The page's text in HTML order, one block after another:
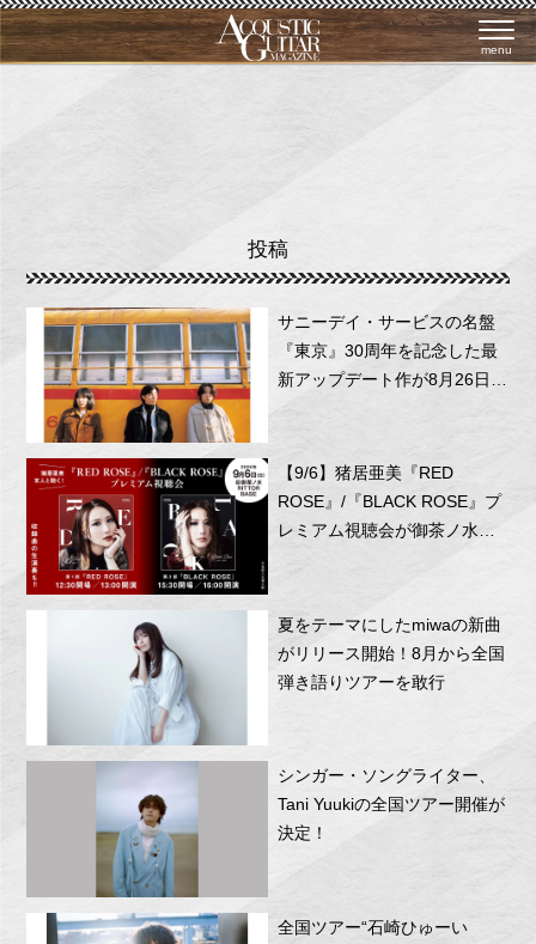
menu
投稿
サニーデイ・サービスの名盤
『東京』30周年を記念した最
新アップデート作が8月26日に
リリース！
【9/6】猪居亜美『RED
ROSE』/『BLACK ROSE』プ
レミアム視聴会が御茶ノ水
夏をテーマにしたmiwaの新曲
がリリース開始！8月から全国
弾き語りツアーを敢行
シンガー・ソングライター、
Tani Yuukiの全国ツアー開催が
決定！
全国ツアー“石崎ひゅーい